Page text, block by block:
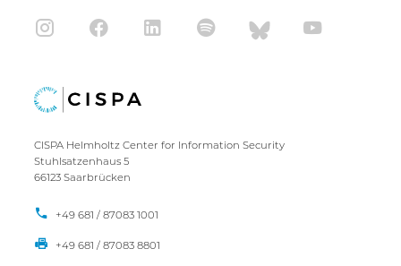
CISPA Helmholtz Center for Information Security
Stuhlsatzenhaus 5
66123 Saarbrücken
+49 681 / 87083 1001
+49 681 / 87083 8801